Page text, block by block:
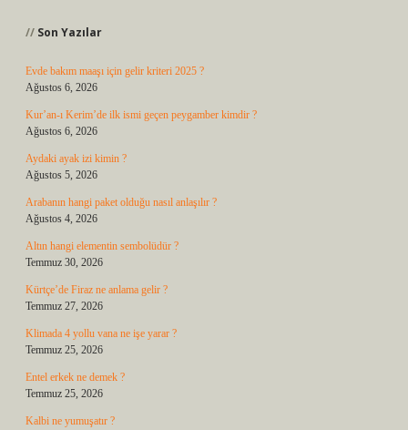
Son Yazılar
Evde bakım maaşı için gelir kriteri 2025 ?
Ağustos 6, 2026
Kur’an-ı Kerim’de ilk ismi geçen peygamber kimdir ?
Ağustos 6, 2026
Aydaki ayak izi kimin ?
Ağustos 5, 2026
Arabanın hangi paket olduğu nasıl anlaşılır ?
Ağustos 4, 2026
Altın hangi elementin sembolüdür ?
Temmuz 30, 2026
Kürtçe’de Firaz ne anlama gelir ?
Temmuz 27, 2026
Klimada 4 yollu vana ne işe yarar ?
Temmuz 25, 2026
Entel erkek ne demek ?
Temmuz 25, 2026
Kalbi ne yumuşatır ?